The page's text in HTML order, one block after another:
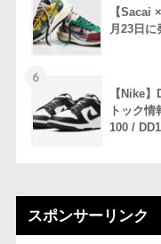
【Sacai
月23日に
6
【Nike
トック
100 /
スポンサーリンク